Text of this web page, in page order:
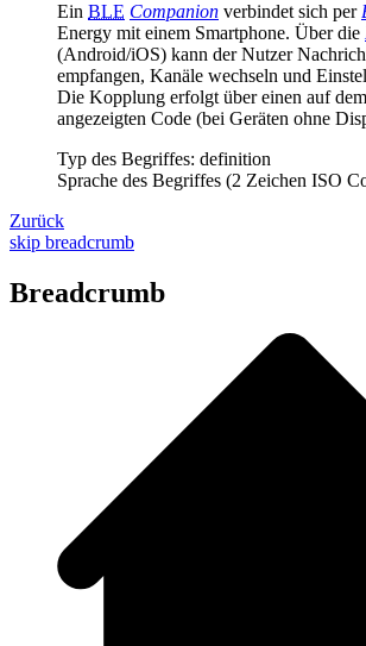
Ein BLE Companion verbindet sich per
Energy mit einem Smartphone. Über die
(Android/iOS) kann der Nutzer
empfangen, Kanäle wechseln und
Die Kopplung erfolgt über einen auf
angezeigten Code (bei Geräten ohne
Typ des Begriffes: definition
Sprache des Begriffes (2 Zeichen ISO
Zurück
skip breadcrumb
Breadcrumb